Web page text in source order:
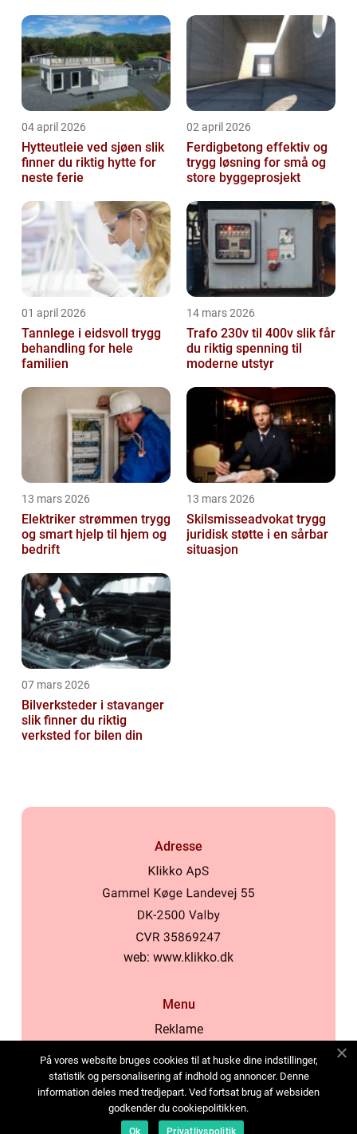
04 april 2026
Hytteutleie ved sjøen slik
finner du riktig hytte for
neste ferie
02 april 2026
Ferdigbetong effektiv og
trygg løsning for små og
store byggeprosjekt
01 april 2026
Tannlege i eidsvoll trygg
behandling for hele
familien
14 mars 2026
Trafo 230v til 400v slik får
du riktig spenning til
moderne utstyr
13 mars 2026
Elektriker strømmen trygg
og smart hjelp til hjem og
bedrift
13 mars 2026
Skilsmisseadvokat trygg
juridisk støtte i en sårbar
situasjon
07 mars 2026
Bilverksteder i stavanger
slik finner du riktig
verksted for bilen din
Adresse
web: www.klikko.dk
Menu
Reklame
Cookies
Kontakt Oss
Sitemap
På vores website bruges cookies til at huske dine indstillinger,
statistik og personalisering af indhold og annoncer. Denne
information deles med tredjepart. Ved fortsat brug af websiden
godkender du cookiepolitikken.
Ok Privatlivspolitik